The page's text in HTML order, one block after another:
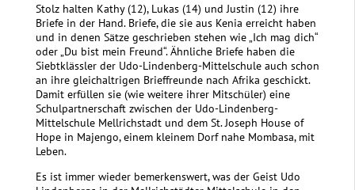
Stolz halten Kathy (12), Lukas (14) und Justin (12) ihre
Briefe in der Hand. Briefe, die sie aus Kenia erreicht haben
und in denen Sätze geschrieben stehen wie „Ich mag dich“
oder „Du bist mein Freund“. Ähnliche Briefe haben die
Siebtklässler der Udo-Lindenberg-Mittelschule auch schon
an ihre gleichaltrigen Brieffreunde nach Afrika geschickt.
Damit erfüllen sie (wie weitere ihrer Mitschüler) eine
Schulpartnerschaft zwischen der Udo-Lindenberg-
Mittelschule Mellrichstadt und dem St. Joseph House of
Hope in Majengo, einem kleinem Dorf nahe Mombasa, mit
Leben.
Es ist immer wieder bemerkenswert, was der Geist Udo